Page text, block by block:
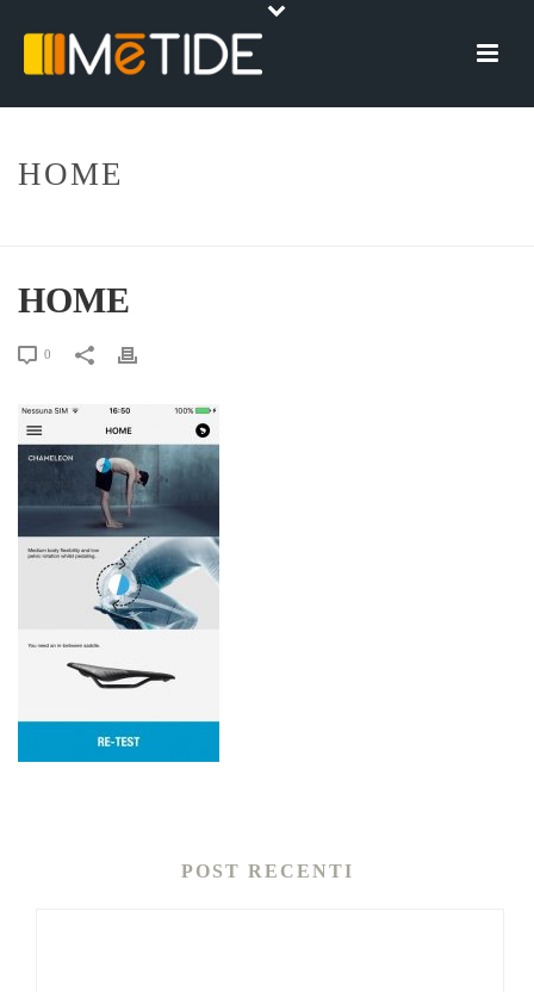
HOME
HOME
0
POST RECENTI